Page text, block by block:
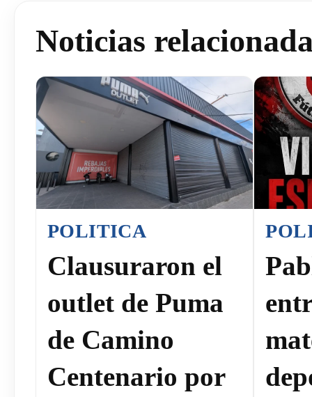
Noticias
POLITICA
Clausuraron el
outlet de Puma
de Camino
Centenario por